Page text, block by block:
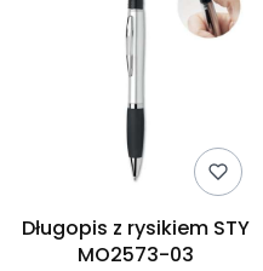
Długopis z rysikiem STY
MO2573-03